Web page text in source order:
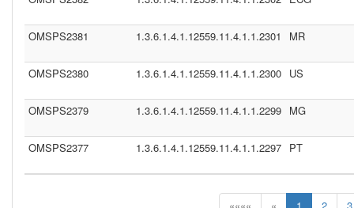
OMSPS2381 1.3.6.1.4.1.12559.11.4.1.1.2301 MR
OMSPS2380 1.3.6.1.4.1.12559.11.4.1.1.2300 US
OMSPS2379 1.3.6.1.4.1.12559.11.4.1.1.2299 MG
OMSPS2377 1.3.6.1.4.1.12559.11.4.1.1.2297 PT